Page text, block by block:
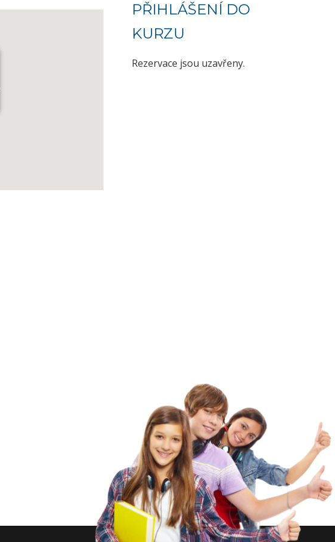
PŘIHLÁŠENÍ DO
KURZU
Rezervace jsou uzavřeny.